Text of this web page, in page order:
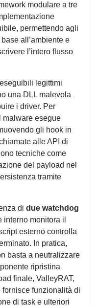
modulare a tre
permettendo agli
all’ambiente e
l’intero flusso
legittimi
una DLL malevola
i driver. Per
malware esegue
gli hook in
alle API di
tecniche come
del payload nel
tramite
di due watchdog
interno monitora il
esterno controlla
In pratica,
basta a neutralizzare
ripristina
finale, ValleyRAT,
funzionalità di
di task e ulteriori